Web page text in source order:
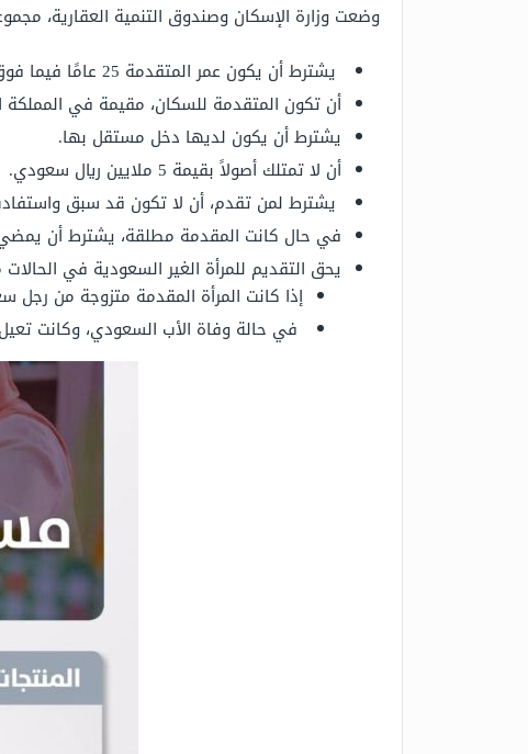
وضعت وزارة الإسكان وصندوق التنمية العقارية،
يشترط أن يكون عمر المتقدمة 25 عامًا فيما فوق.
أن تكون المتقدمة للسكان، مقيمة في المملكة
يشترط أن يكون لديها دخل مستقل بها.
أن لا تمتلك أصولاً بقيمة 5 ملايين ريال سعودي.
يشترط لمن تقدم، أن لا تكون قد سبق
في حال كانت المقدمة مطلقة، يشترط أن
يحق التقديم للمرأة الغير السعودية في
إذا كانت المرأة المقدمة متزوجة من رجل
في حالة وفاة الأب السعودي، وكانت تعيل